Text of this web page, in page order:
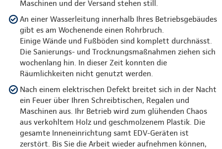
Maschinen und der Versand stehen still.
An einer Wasserleitung innerhalb Ihres Betriebsgebäudes
gibt es am Wochenende einen Rohrbruch.
Einige Wände und Fußböden sind komplett durchnässt.
Die Sanierungs- und Trocknungsmaßnahmen ziehen sich
wochenlang hin. In dieser Zeit konnten die
Räumlichkeiten nicht genutzt werden.
Nach einem elektrischen Defekt breitet sich in der Nacht
ein Feuer über Ihren Schreibtischen, Regalen und
Maschinen aus. Ihr Betrieb wird zum glühenden Chaos
aus verkohltem Holz und geschmolzenem Plastik. Die
gesamte Inneneinrichtung samt EDV-Geräten ist
zerstört. Bis Sie die Arbeit wieder aufnehmen können,